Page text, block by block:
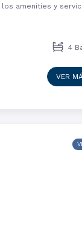
amenities y
4
VER